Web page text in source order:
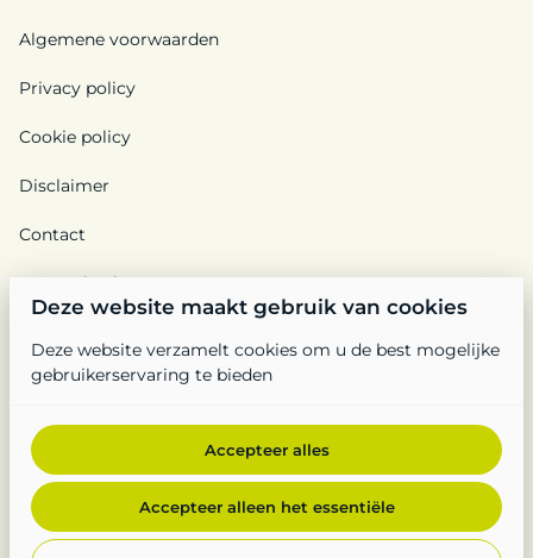
Algemene voorwaarden
Privacy policy
Cookie policy
Disclaimer
Contact
Ons verhaal
2026 Feestplan. All right reserved. | BTW BE0688 944 577 |
Privacy policy|Powered by Booqable
Algemene voorwaarden
Cookie policy
Deze website maakt gebruik van cookies
Deze website verzamelt cookies om u de best mogelijke
gebruikerservaring te bieden
Accepteer alles
Accepteer alleen het essentiële